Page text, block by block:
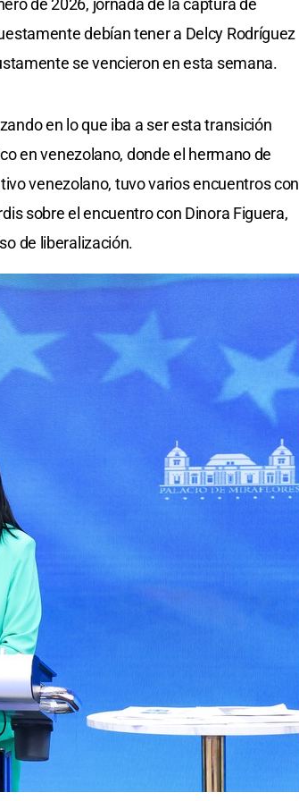
de 2026, jornada de la captura de
debían tener a Delcy Rodríguez
se vencieron en esta semana.
en lo que iba a ser esta transición
en venezolano, donde el hermano de
venezolano, tuvo varios encuentros con
sobre el encuentro con Dinora Figuera,
de liberalización.